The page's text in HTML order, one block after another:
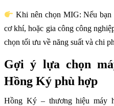
Khi nên chọn MIG: Nếu bạn
cơ khí, hoặc gia công công
chọn tối ưu về năng suất và chi
Gợi ý lựa chọn
Hồng Ký phù hợp
Hồng Ký – thương hiệu máy